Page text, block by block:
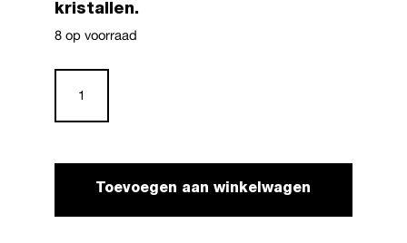
kristallen.
8 op voorraad
Lacrima
Toevoegen aan winkelwagen